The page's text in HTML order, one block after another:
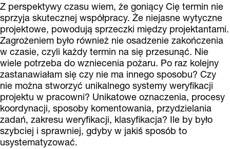
Z perspektywy czasu wiem, że goniący Cię termin nie
sprzyja skutecznej współpracy. Że niejasne wytyczne
projektowe, powodują sprzeczki między projektantami.
Zagrożeniem było również nie osadzenie zakończenia
w czasie, czyli każdy termin na się przesunąć. Nie
wiele potrzeba do wzniecenia pożaru. Po raz kolejny
zastanawiałam się czy nie ma innego sposobu? Czy
nie można stworzyć unikalnego systemy weryfikacji
projektu w pracowni? Unikatowe oznaczenia, procesy
koordynacji, sposoby komentowania, przydzielania
zadań, zakresu weryfikacji, klasyfikacja? Ile by było
szybciej i sprawniej, gdyby w jakiś sposób to
usystematyzować.